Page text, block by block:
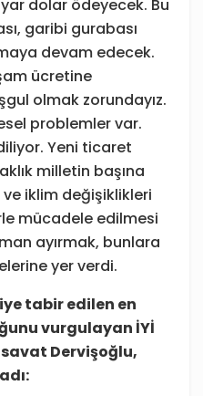
dolar ödeyecek. Bu
garibi gurabası
devam edecek.
ücretine
olmak zorundayız.
problemler var.
Yeni ticaret
milletin başına
iklim değişiklikleri
mücadele edilmesi
ayırmak, bunlara
yer verdi.
tabir edilen en
vurgulayan İYİ
Dervişoğlu,